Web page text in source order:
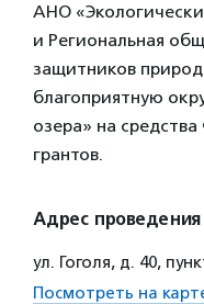
АНО
и Региональная
защитников
благоприятную
озера» на
грантов.
Адрес проведения
ул. Гоголя, д. 40,
Посмотреть на